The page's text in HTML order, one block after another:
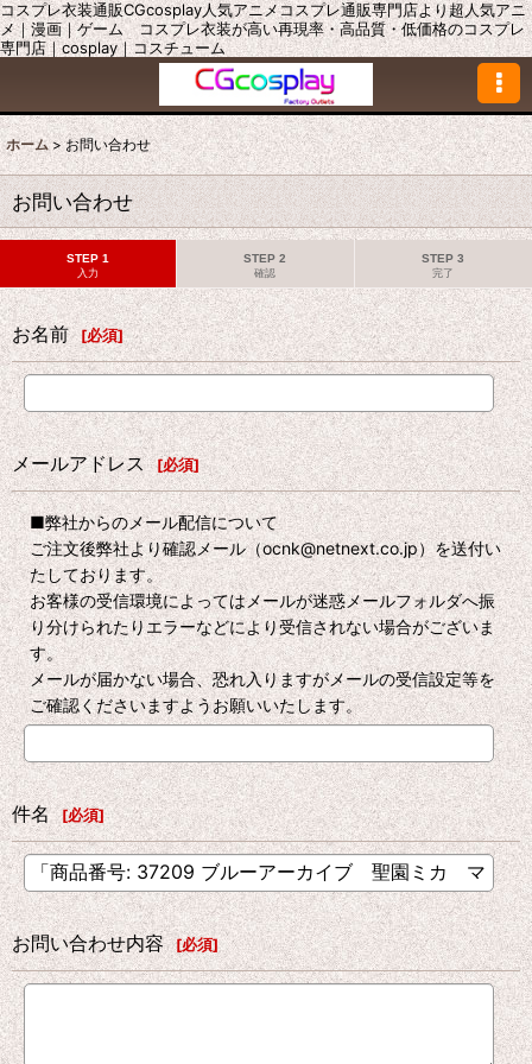
コスプレ衣装通販CGcosplay人気アニメコスプレ通販専門店より超人気アニ
メ｜漫画｜ゲーム コスプレ衣装が高い再現率・高品質・低価格のコスプレ
専門店｜cosplay｜コスチューム
ホーム > お問い合わせ
お問い合わせ
STEP 1
入力
STEP 2
確認
STEP 3
完了
お名前 [必須]
メールアドレス [必須]
■弊社からのメール配信について
ご注文後弊社より確認メール（ocnk@netnext.co.jp）を送付い
たしております。
お客様の受信環境によってはメールが迷惑メールフォルダへ振
り分けられたりエラーなどにより受信されない場合がございま
す。
メールが届かない場合、恐れ入りますがメールの受信設定等を
ご確認くださいますようお願いいたします。
件名 [必須]
お問い合わせ内容 [必須]